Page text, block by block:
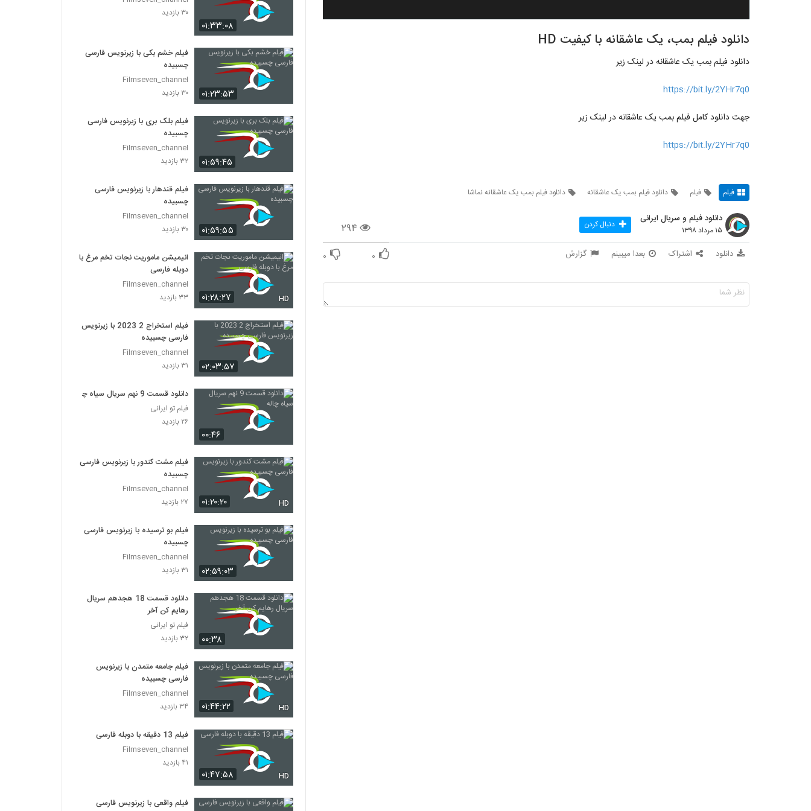
دانلود فیلم بمب، یک عاشقانه با کیفیت HD
دانلود فیلم بمب یک عاشقانه در لینک زیر
https://bit.ly/2YHr7q0
جهت دانلود کامل فیلم بمب یک عاشقانه در لینک زیر
https://bit.ly/2YHr7q0
فیلم فیلم دانلود فیلم بمب یک عاشقانه دانلود فیلم بمب یک عاشقانه نماشا
۲۹۴
دانلود فیلم و سریال ایرانی
۱۵ مرداد ۱۳۹۸ دنبال کردن
دانلود اشتراک بعدا میبینم گزارش ۰ ۰
۰۱:۳۳:۰۸
۳۰ بازدید
۰۱:۲۳:۵۳
فیلم خشم بکی با زیرنویس فارسی
چسبیده
Filmseven_channel
۳۰ بازدید
۰۱:۵۹:۴۵
فیلم بلک بری با زیرنویس فارسی
چسبیده
Filmseven_channel
۳۲ بازدید
۰۱:۵۹:۵۵
فیلم قندهار با زیرنویس فارسی
چسبیده
Filmseven_channel
۳۰ بازدید
۰۱:۲۸:۲۷ HD
انیمیشن ماموریت نجات تخم مرغ با
دوبله فارسی
Filmseven_channel
۳۳ بازدید
۰۲:۰۳:۵۷
فیلم استخراج 2 2023 با زیرنویس
فارسی چسبیده
Filmseven_channel
۳۱ بازدید
۰۰:۴۶
دانلود قسمت 9 نهم سریال سیاه چاله
فیلم تو ایرانی
۲۶ بازدید
۰۱:۲۰:۲۰ HD
فیلم مشت کندور با زیرنویس فارسی
چسبیده
Filmseven_channel
۲۷ بازدید
۰۲:۵۹:۰۳
فیلم بو ترسیده با زیرنویس فارسی
چسبیده
Filmseven_channel
۳۱ بازدید
۰۰:۳۸
دانلود قسمت 18 هجدهم سریال
رهایم کن آخر
فیلم تو ایرانی
۳۲ بازدید
۰۱:۴۴:۲۲ HD
فیلم جامعه متمدن با زیرنویس
فارسی چسبیده
Filmseven_channel
۳۴ بازدید
۰۱:۴۷:۵۸ HD
فیلم 13 دقیقه با دوبله فارسی
Filmseven_channel
۴۱ بازدید
فیلم واقعی با زیرنویس فارسی